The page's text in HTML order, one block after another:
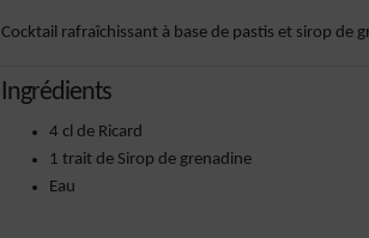
Cocktail rafraîchissant à base de pastis et sirop de
Ingrédients
4 cl de Ricard
1 trait de Sirop de grenadine
Eau